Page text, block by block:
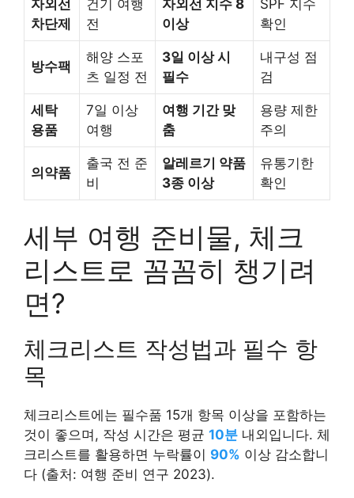
자외선
차단제
건기 여행
전
자외선 지수 8
이상
SPF 지수
확인
방수팩
해양 스포
츠 일정 전
3일 이상 시
필수
내구성 점
검
세탁
용품
7일 이상
여행
여행 기간 맞
춤
용량 제한
주의
의약품
출국 전 준
비
알레르기 약품
3종 이상
유통기한
확인
세부 여행 준비물, 체크
리스트로 꼼꼼히 챙기려
면?
체크리스트 작성법과 필수 항
목
체크리스트에는 필수품 15개 항목 이상을 포함하는
것이 좋으며, 작성 시간은 평균 10분 내외입니다. 체
크리스트를 활용하면 누락률이 90% 이상 감소합니
다 (출처: 여행 준비 연구 2023).